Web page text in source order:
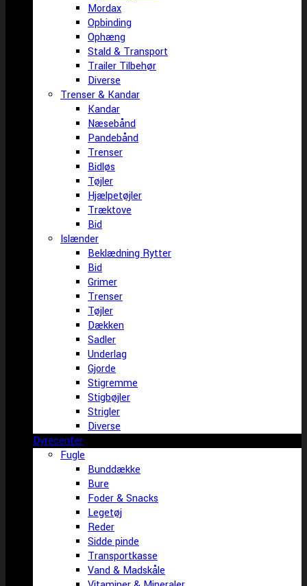
Mordax
Opbinding
Ophæng
Stald & Transport
Trailer Tilbehør
Diverse
Trenser & Kandar
Kandar
Næsebånd
Pandebånd
Trenser
Bidløs
Tøjler
Hjælpetøjler
Træktove
Bid
Islænder
Beklædning Rytter
Bid
Grimer
Trenser
Tøjler
Dækken
Sadler
Underlag
Gjorde
Stigremme
Stigbøjler
Strigler
Diverse
Dyrecenter
Fugle
Bunddække
Bure
Foder & Snacks
Legetøj
Reder
Sidde pinde
Transportkasse
Vand & Madskåle